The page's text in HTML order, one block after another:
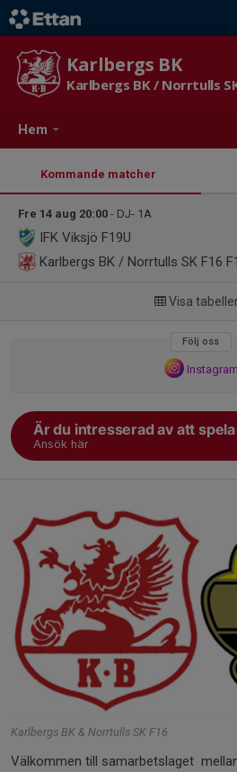
Hem
Karlbergs BK
Karlbergs BK / Norrtulls
Kommande matcher
Fre 14 aug 20:00 - DJ- 1A
IFK Viksjö F19U
Karlbergs BK / Norrtulls SK F16
Visa
Följ oss
Instagram
Är du intresserad av att spela
Ansök här
Karlbergs BK & Norrtulls SK F16
Välkommen till samarbetslaget